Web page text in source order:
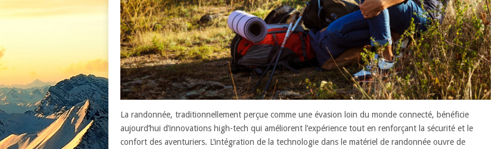
La randonnée, traditionnellement perçue comme une évasion loin du monde connecté, bénéficie
aujourd’hui d’innovations high-tech qui améliorent l’expérience tout en renforçant la sécurité et le
confort des aventuriers. L’intégration de la technologie dans le matériel de randonnée ouvre de